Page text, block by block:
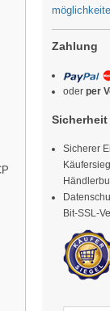
Zahlung
oder per
Sicherheit
Sicherer
Bit-SSL-